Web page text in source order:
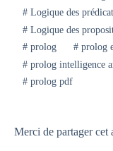
#Logique des
#Logique des
#prolog #prolog
#prolog intelligence
#prolog pdf
Merci de partager cet